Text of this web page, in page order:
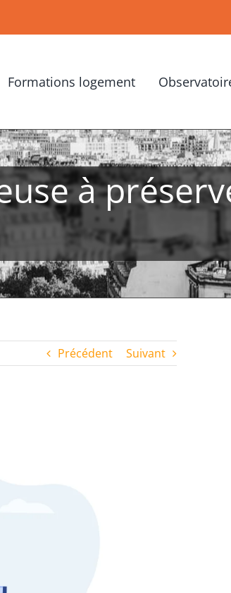
Formations logement
à
Précédent Suivant